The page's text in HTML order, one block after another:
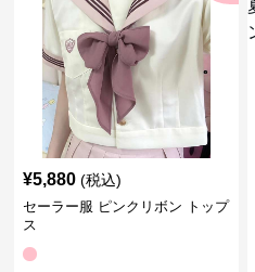
¥5,880 (税込)
セーラー服 ピンクリボン トップ
ス